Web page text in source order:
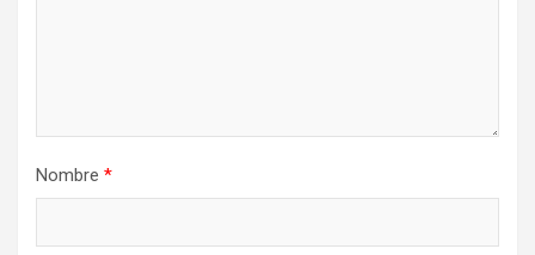
Nombre *